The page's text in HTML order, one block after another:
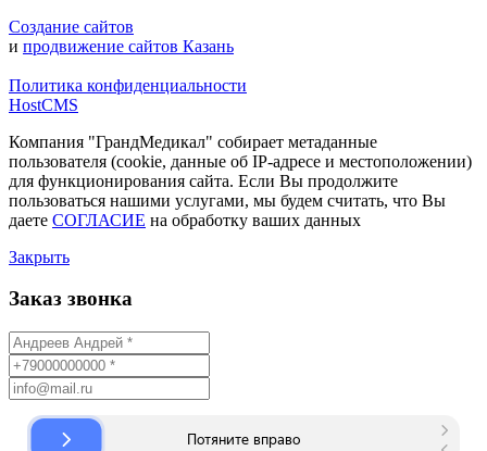
Создание сайтов
и продвижение сайтов Казань
Политика конфиденциальности
HostCMS
Компания "ГрандМедикал" собирает метаданные
пользователя (cookie, данные об IP-адресе и местоположении)
для функционирования сайта. Если Вы продолжите
пользоваться нашими услугами, мы будем считать, что Вы
даете СОГЛАСИЕ на обработку ваших данных
Закрыть
Заказ звонка